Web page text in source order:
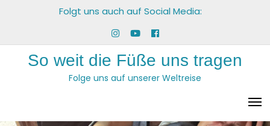
Folgt uns auch auf Social Media:
MenüeintragMenüeintrag
Menüeintrag
So weit die Füße uns tragen
Folge uns auf unserer Weltreise